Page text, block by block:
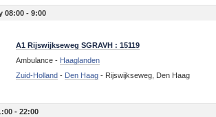
08:00 - 9:00
A1 Rijswijkseweg SGRAVH : 15119
Ambulance - Haaglanden
Zuid-Holland - Den Haag - Rijswijkseweg, Den Haag
- 22:00